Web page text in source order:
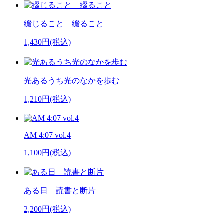
綴じること 綴ること
1,430円(税込)
光あるうち光のなかを歩む
1,210円(税込)
AM 4:07 vol.4
1,100円(税込)
ある日 読書と断片
2,200円(税込)